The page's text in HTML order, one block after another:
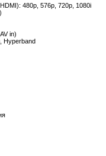
480p, 576p, 720p, 1080i
in)
Hyperband